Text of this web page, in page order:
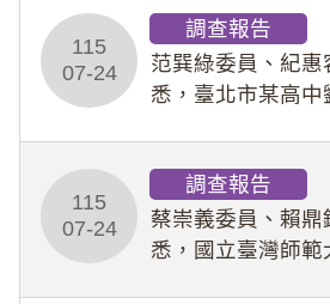
教羽球隊學生等行
事件處理會議（下
115
07-24
調查報告
范巽綠委員、紀
悉，臺北市某高
行拍攝特定樣態性
劉師。該生因畏懼
115
07-24
調查報告
蔡崇義委員、賴
悉，國立臺灣師